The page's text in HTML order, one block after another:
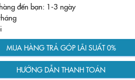
đến bạn: 1-3 ngày
MUA HÀNG TRẢ GÓP LÃI SUẤT 0%
HƯỚNG DẪN THANH TOÁN